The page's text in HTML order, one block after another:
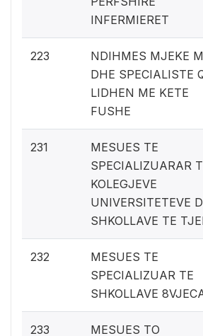
INFERMIERET
223
NDIHMES MJEKE
DHE SPECIALISTE
LIDHEN ME KETE
FUSHE
231
MESUES TE
SPECIALIZUARAR
KOLEGJEVE
UNIVERSITETEVE
SHKOLLAVE TE
232
MESUES TE
SPECIALIZUAR TE
SHKOLLAVE
233
MESUES TO